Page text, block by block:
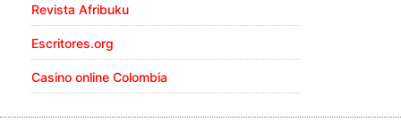
Revista Afribuku
Escritores.org
Casino online Colombia